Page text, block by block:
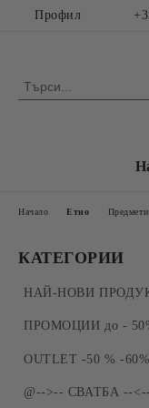
Профил
КАТЕГОРИИ
НАЙ-НОВИ
ПРОМОЦИИ до -
ПРОМОЦИИ -
OUTLET -50 % -
@-->-- СВАТБА --
Начало Етно Предмети